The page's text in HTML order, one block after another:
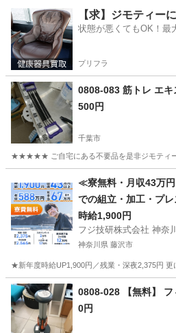
千葉 千葉市 フィットネス、トレーニ
【求】ジモティー
状態が悪くてもOK！最
プリフラ
0808-083 筋トレ エキ
500円
千葉市
★★★★★ ご自宅にある不要品を是非ジモティー
フィットネス、トレーニン
≪寮無料・月収43万
での組立・加工・プレ
時給1,900円
フジ技研株式会社 神奈
神奈川県 藤沢市
★新年度時給UP1,900円／残業・深夜2,375円
神奈川 藤沢市 0808-028 【無料】
0円